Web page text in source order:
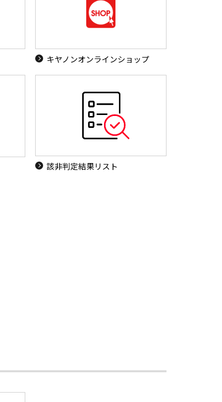
キヤノンオンラインショップ
該非判定結果リスト